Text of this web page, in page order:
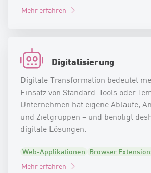
Mehr erfahren
Digitalisierung
Digitale Transformation bedeutet
Einsatz von Standard-Tools oder
Unternehmen hat eigene Abläufe,
und Zielgruppen – und benötigt
digitale Lösungen.
Web-Applikationen Browser
Mehr erfahren